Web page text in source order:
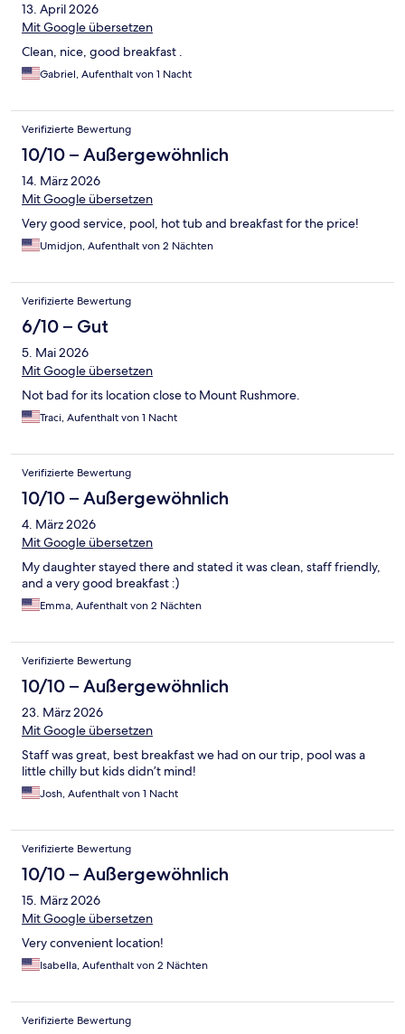
13. April 2026
Mit Google übersetzen
Clean, nice, good breakfast .
Gabriel, Aufenthalt von 1 Nacht
Verifizierte Bewertung
10/10 – Außergewöhnlich
14. März 2026
Mit Google übersetzen
Very good service, pool, hot tub and breakfast for the price!
Umidjon, Aufenthalt von 2 Nächten
Verifizierte Bewertung
6/10 – Gut
5. Mai 2026
Mit Google übersetzen
Not bad for its location close to Mount Rushmore.
Traci, Aufenthalt von 1 Nacht
Verifizierte Bewertung
10/10 – Außergewöhnlich
4. März 2026
Mit Google übersetzen
My daughter stayed there and stated it was clean, staff friendly,
and a very good breakfast :)
Emma, Aufenthalt von 2 Nächten
Verifizierte Bewertung
10/10 – Außergewöhnlich
23. März 2026
Mit Google übersetzen
Staff was great, best breakfast we had on our trip, pool was a
little chilly but kids didn’t mind!
Josh, Aufenthalt von 1 Nacht
Verifizierte Bewertung
10/10 – Außergewöhnlich
15. März 2026
Mit Google übersetzen
Very convenient location!
Isabella, Aufenthalt von 2 Nächten
Verifizierte Bewertung